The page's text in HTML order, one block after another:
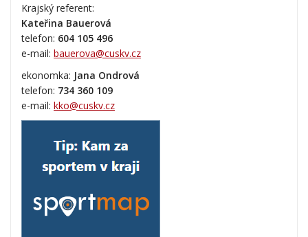
Krajský referent:
Kateřina Bauerová
telefon: 604 105 496
e-mail: bauerova@cuskv.cz
ekonomka: Jana Ondrová
telefon: 734 360 109
e-mail: kko@cuskv.cz